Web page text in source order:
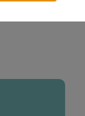
collaboration